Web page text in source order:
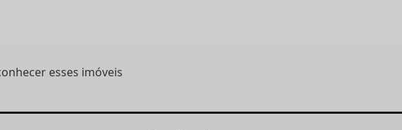
esses imóveis